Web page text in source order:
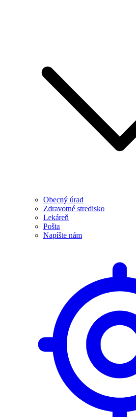
Obecný úrad
Zdravotné stredisko
Lekáreň
Pošta
Napíšte nám